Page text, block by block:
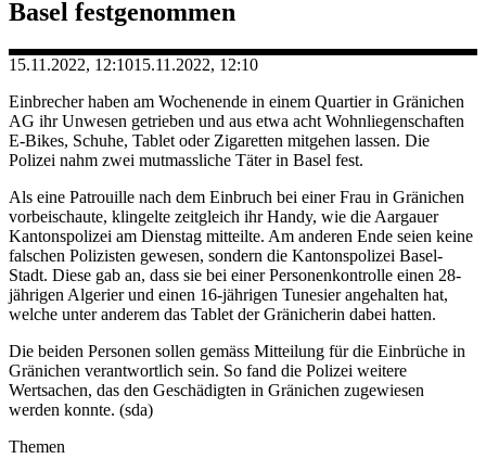
Basel festgenommen
15.11.2022, 12:1015.11.2022, 12:10
Einbrecher haben am Wochenende in einem Quartier in Gränichen
AG ihr Unwesen getrieben und aus etwa acht Wohnliegenschaften
E-Bikes, Schuhe, Tablet oder Zigaretten mitgehen lassen. Die
Polizei nahm zwei mutmassliche Täter in Basel fest.
Als eine Patrouille nach dem Einbruch bei einer Frau in Gränichen
vorbeischaute, klingelte zeitgleich ihr Handy, wie die Aargauer
Kantonspolizei am Dienstag mitteilte. Am anderen Ende seien keine
falschen Polizisten gewesen, sondern die Kantonspolizei Basel-
Stadt. Diese gab an, dass sie bei einer Personenkontrolle einen 28-
jährigen Algerier und einen 16-jährigen Tunesier angehalten hat,
welche unter anderem das Tablet der Gränicherin dabei hatten.
Die beiden Personen sollen gemäss Mitteilung für die Einbrüche in
Gränichen verantwortlich sein. So fand die Polizei weitere
Wertsachen, das den Geschädigten in Gränichen zugewiesen
werden konnte. (sda)
Themen